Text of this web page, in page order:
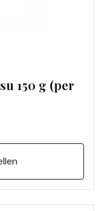
150 g (per